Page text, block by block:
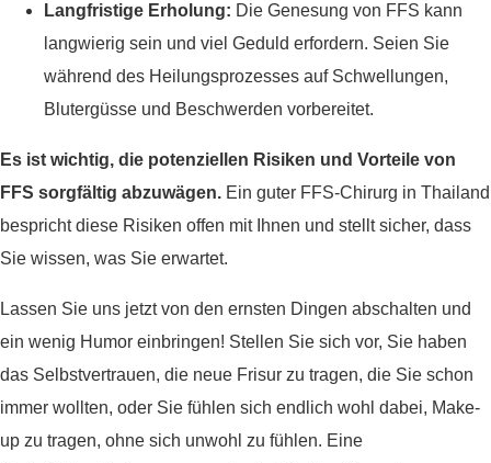
Langfristige Erholung: Die Genesung von FFS kann
langwierig sein und viel Geduld erfordern. Seien Sie
während des Heilungsprozesses auf Schwellungen,
Blutergüsse und Beschwerden vorbereitet.
Es ist wichtig, die potenziellen Risiken und Vorteile von
FFS sorgfältig abzuwägen. Ein guter FFS-Chirurg in Thailand
bespricht diese Risiken offen mit Ihnen und stellt sicher, dass
Sie wissen, was Sie erwartet.
Lassen Sie uns jetzt von den ernsten Dingen abschalten und
ein wenig Humor einbringen! Stellen Sie sich vor, Sie haben
das Selbstvertrauen, die neue Frisur zu tragen, die Sie schon
immer wollten, oder Sie fühlen sich endlich wohl dabei, Make-
up zu tragen, ohne sich unwohl zu fühlen. Eine